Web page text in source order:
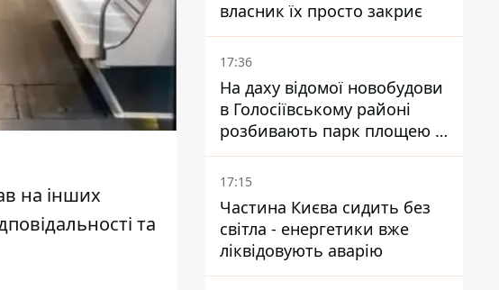
на інших
та
власник їх просто закриє
17:36
На даху відомої новобудови
в Голосіївському районі
розбивають парк площею в
гектар
17:15
Частина Києва сидить без
світла - енергетики вже
ліквідовують аварію